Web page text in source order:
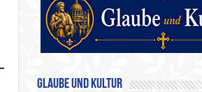
Glaube und Kultur